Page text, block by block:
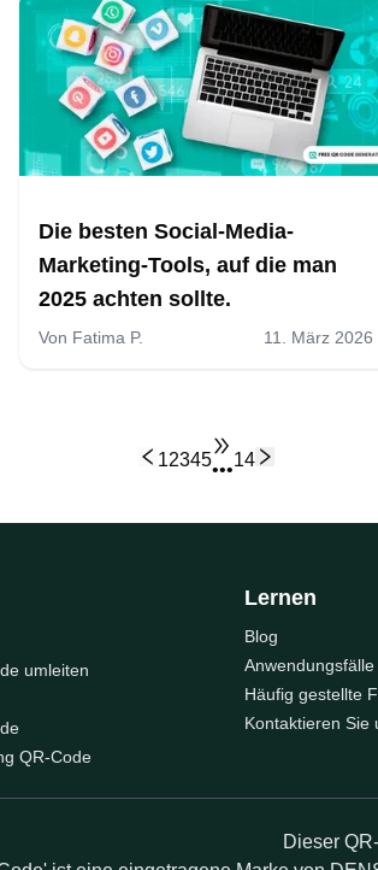
Die besten Social-Media-
Marketing-Tools, auf die man
2025 achten sollte.
Von Fatima P. 11. März 2026
12345•••14
umleiten
QR-Code
Lernen
Blog
Anwendungsfälle
Häufig gestellte
Kontaktieren Sie
Dieser